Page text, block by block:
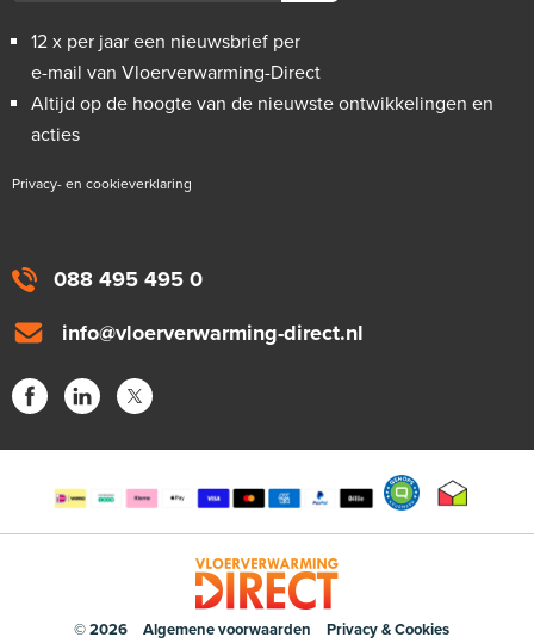
088 495 495 0
info@vloerverwarming-direct.nl
12 x per jaar een nieuwsbrief per
e-mail van Vloerverwarming-Direct
Altijd op de hoogte van de nieuwste ontwikkelingen en
acties
Privacy- en cookieverklaring
© 2026 Algemene voorwaarden Privacy & Cookies